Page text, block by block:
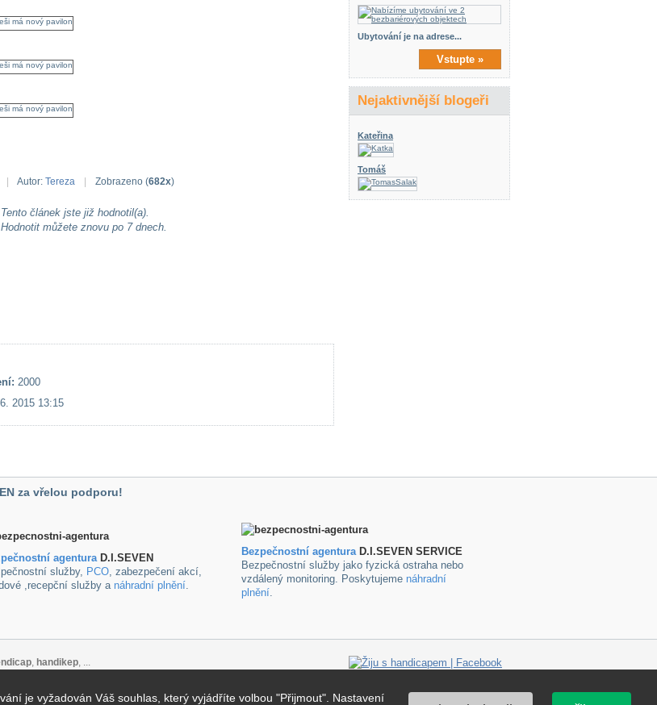
Autor: Tereza Zobrazeno (682x)
Tento článek jste již hodnotil(a).
Hodnotit můžete znovu po 7 dnech.
2000
2015 13:15
Ubytování je na adrese...
Vstupte »
Nejaktivnější blogeři
Kateřina
Tomáš
za vřelou podporu!
agenturaD.I.SEVEN
služby, PCO, zabezpečení akcí,
,recepční služby a náhradní plnění.
Bezpečnostní agenturaD.I.SEVEN SERVICE
Bezpečnostní služby jako fyzická ostraha nebo
vzdálený monitoring. Poskytujeme náhradní
plnění.
, handikep, ...
je vyžadován Váš souhlas, který vyjádříte volbou "Přijmout". Nastavení